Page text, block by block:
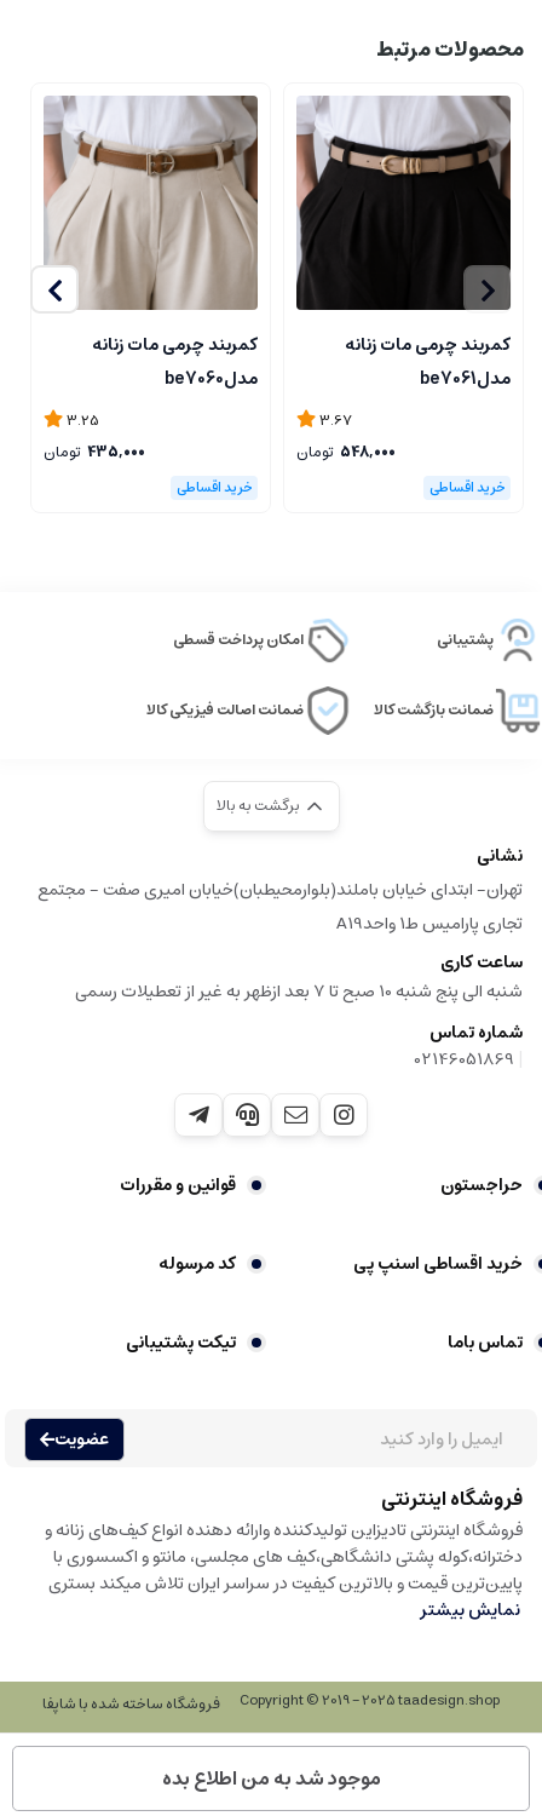
موجود شد به من اطلاع بده
محصولات مرتبط
کمربند چرمی مات زنانه
مدلbe7061
3.67
548,000 تومان
کمربند چرمی مات زنانه
مدلbe7060
3.25
435,000 تومان
پشتیبانی امکان پرداخت قسطی
ضمانت بازگشت کالا ضمانت اصالت فیزیکی کالا
برگشت به بالا
نشانی
تهران- ابتدای خیابان باملند(بلوارمحیطبان)خیابان امیری صفت - مجتمع
تجاری پارامیس ط1 واحدA19
ساعت کاری
شنبه الی پنج شنبه 10 صبح تا 7 بعد ازظهر به غیر از تعطیلات رسمی
شماره تماس
|
02146051869
حراجستون قوانین و مقررات
خرید اقساطی اسنپ پی کد مرسوله
تماس باما تیکت پشتیبانی
عضویت
فروشگاه اینترنتی
فروشگاه اینترنتی تادیزاین تولیدکننده وارائه دهنده انواع کیف‌های زنانه و
دخترانه،کوله پشتی دانشگاهی،کیف های مجلسی، مانتو و اکسسوری با
پایین‌ترین قیمت و بالاترین کیفیت در سراسر ایران تلاش میکند بستری
نمایش بیشتر
Copyright © 2019 - 2025 taadesign.shop فروشگاه ساخته شده با شاپفا